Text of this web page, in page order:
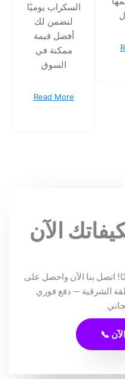
السكراب يوميًا
لنضمن لك
أفضل قيمة
ممكنة في
السوق
Read More
الآن
اتصل بنا الآن واحصل على
الشرقية — دفع فوري